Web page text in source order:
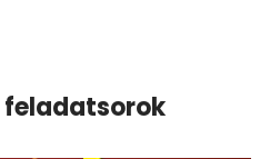
feladatsorok